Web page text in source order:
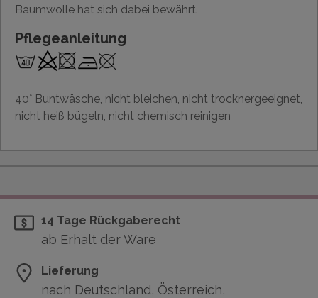
Baumwolle hat sich dabei bewährt.
Pflegeanleitung
40° Buntwäsche, nicht bleichen, nicht trocknergeeignet,
nicht heiß bügeln, nicht chemisch reinigen
14 Tage Rückgaberecht
ab Erhalt der Ware
Lieferung
nach Deutschland, Österreich,